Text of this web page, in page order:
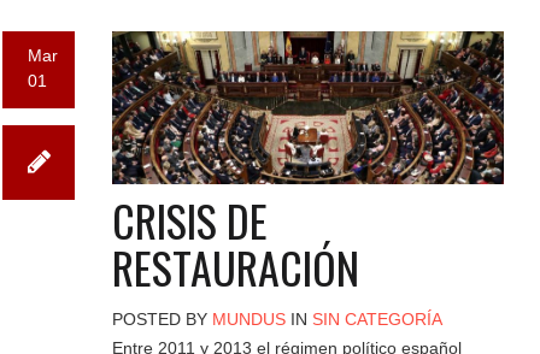
Mar
01
CRISIS DE
RESTAURACIÓN
POSTED BY MUNDUSIN SIN CATEGORÍA
Entre 2011 y 2013 el régimen político español